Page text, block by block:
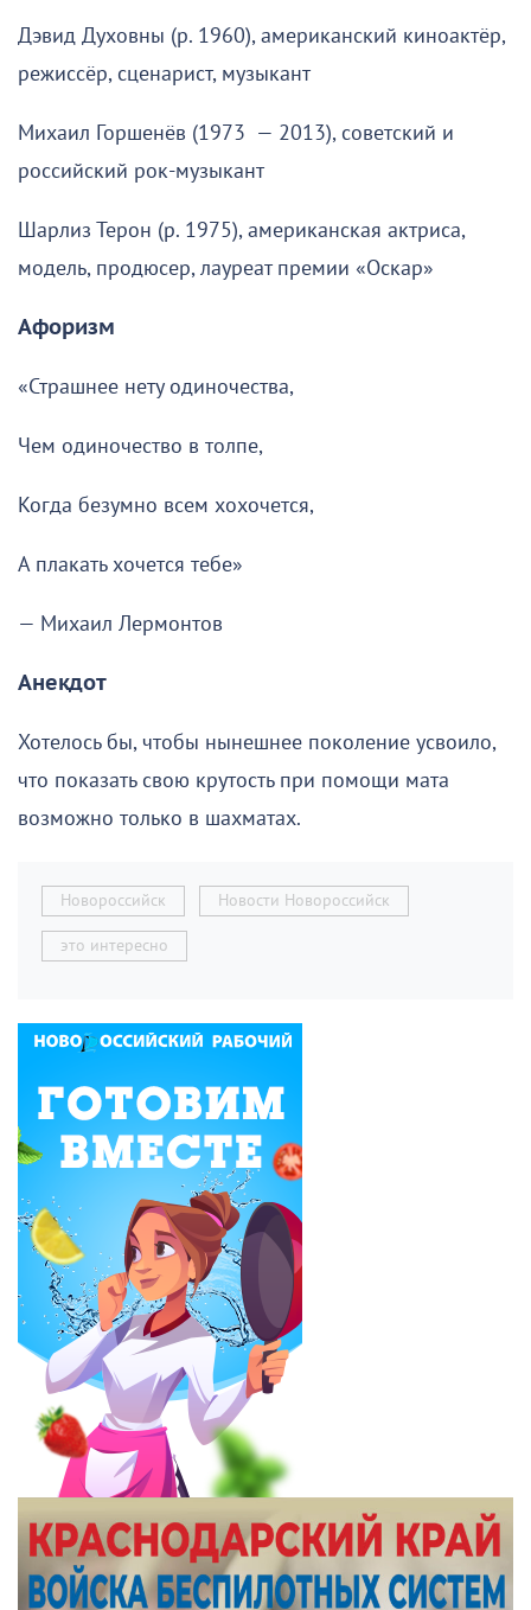
Дэвид Духовны (р. 1960), американский киноактёр,
режиссёр, сценарист, музыкант
Михаил Горшенёв (1973 — 2013), советский и
российский рок-музыкант
Шарлиз Терон (р. 1975), американская актриса,
модель, продюсер, лауреат премии «Оскар»
Афоризм
«Страшнее нету одиночества,
Чем одиночество в толпе,
Когда безумно всем хохочется,
А плакать хочется тебе»
— Михаил Лермонтов
Анекдот
Хотелось бы, чтобы нынешнее поколение усвоило,
что показать свою крутость при помощи мата
возможно только в шахматах.
Новороссийск Новости Новороссийск
это интересно